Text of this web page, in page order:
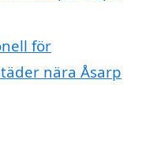
för
nära Åsarp